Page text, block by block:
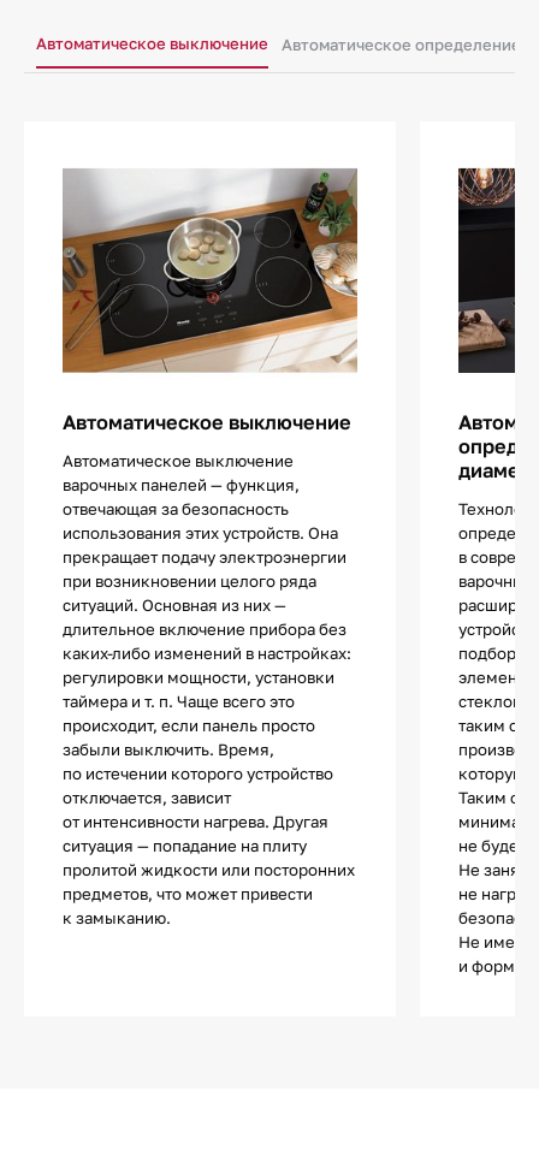
Автоматическое выключение Автоматическое определение
Автоматическое выключение
Автоматическое выключение
варочных панелей — функция,
отвечающая за безопасность
использования этих устройств. Она
прекращает подачу электроэнергии
при возникновении целого ряда
ситуаций. Основная из них —
длительное включение прибора без
каких-либо изменений в настройках:
регулировки мощности, установки
таймера и т. п. Чаще всего это
происходит, если панель просто
забыли выключить. Время,
по истечении которого устройство
отключается, зависит
от интенсивности нагрева. Другая
ситуация — попадание на плиту
пролитой жидкости или посторонних
предметов, что может привести
к замыканию.
в
варочных
подбор
элементы
таким
которую
Таким
не будет
Не
не
Не имеет
и форма